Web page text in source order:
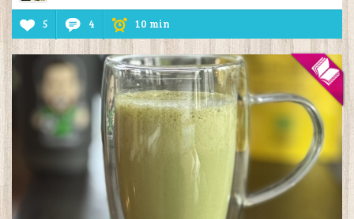
5 4 10 min